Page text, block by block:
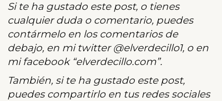
Si te ha gustado este post, o tienes
cualquier duda o comentario, puedes
contármelo en los comentarios de
debajo, en mi twitter @elverdecillo1, o en
mi facebook “elverdecillo.com”.
También, si te ha gustado este post,
puedes compartirlo en tus redes sociales